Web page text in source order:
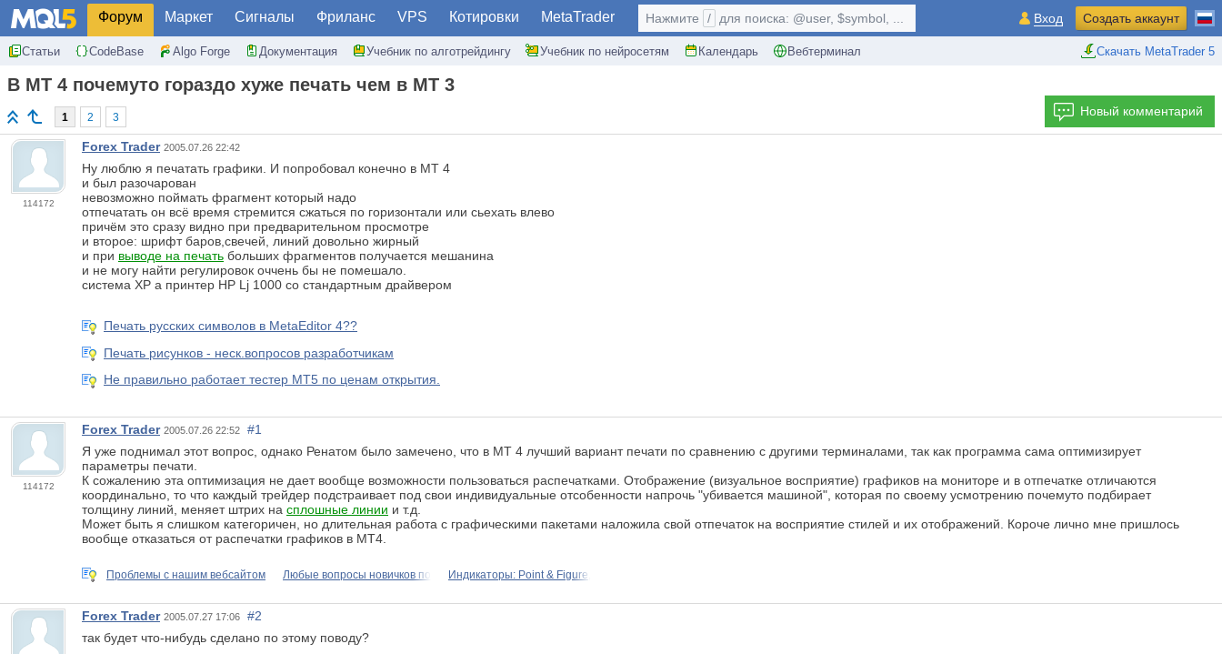
Форум Маркет Сигналы Фриланс VPS Котировки MetaTrader
Статьи CodeBase Algo Forge Документация Учебник по алготрейдингу Учебник по нейросетям Календарь Вебтерминал Скачать MetaTrader 5
Нажмите / для поиска: @user, $symbol, ... Вход Создать аккаунт
В МТ 4 почемуто гораздо хуже печать чем в МТ 3
1 2 3 Новый комментарий
114172
Forex Trader 2005.07.26 22:42
Ну люблю я печатать графики. И попробовал конечно в МТ 4
и был разочарован
невозможно поймать фрагмент который надо
отпечатать он всё время стремится сжаться по горизонтали или сьехать влево
причём это сразу видно при предварительном просмотре
и второе: шрифт баров,свечей, линий довольно жирный
и при выводе на печать больших фрагментов получается мешанина
и не могу найти регулировок оччень бы не помешало.
система ХР а принтер HP Lj 1000 со стандартным драйвером
Печать русских символов в MetaEditor 4??
Печать рисунков - неск.вопросов разработчикам
Не правильно работает тестер МТ5 по ценам открытия.
114172
Forex Trader 2005.07.26 22:52
#1
Я уже поднимал этот вопрос, однако Ренатом было замечено, что в MT 4 лучший вариант печати по сравнению с другими терминалами, так как программа сама оптимизирует
параметры печати.
К сожалению эта оптимизация не дает вообще возможности пользоваться распечатками. Отображение (визуальное восприятие) графиков на мониторе и в отпечатке отличаются
координально, то что каждый трейдер подстраивает под свои индивидуальные отсобенности напрочь "убивается машиной", которая по своему усмотрению почемуто подбирает
толщину линий, меняет штрих на сплошные линии и т.д.
Может быть я слишком категоричен, но длительная работа с графическими пакетами наложила свой отпечаток на восприятие стилей и их отображений. Короче лично мне пришлось
вообще отказаться от распечатки графиков в MT4.
Проблемы с нашим вебсайтом Любые вопросы новичков по Индикаторы: Point & Figure,
Forex Trader 2005.07.27 17:06
#2
так будет что-нибудь сделано по этому поводу?